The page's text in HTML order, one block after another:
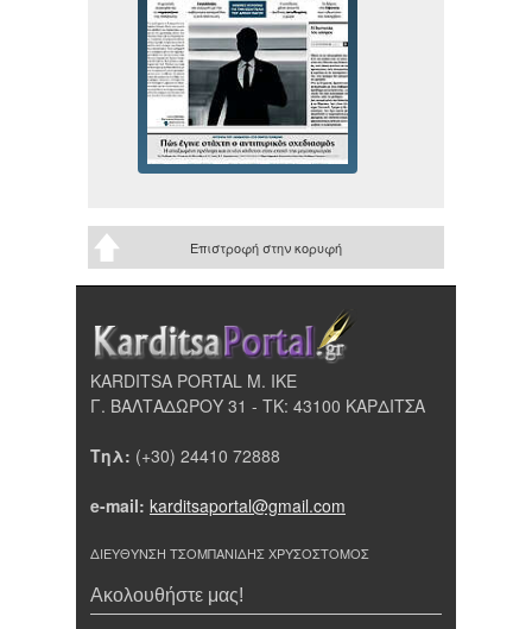
Επιστροφή στην κορυφή
KARDITSA PORTAL Μ. ΙΚΕ
Γ. ΒΑΛΤΑΔΩΡΟΥ 31 - ΤΚ: 43100 ΚΑΡΔΙΤΣΑ
Τηλ: (+30) 24410 72888
e-mail: karditsaportal@gmail.com
ΔΙΕΥΘΥΝΣΗ ΤΣΟΜΠΑΝΙΔΗΣ ΧΡΥΣΟΣΤΟΜΟΣ
Ακολουθήστε μας!